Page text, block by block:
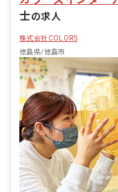
フが間に入
が無い方もご
成 0歳児
名 2歳児
4歳児クラ
保育目標 生
育」と、知
に繋げてい
方をバラン
のびのびと
りを大切に
など独自の
の幅を広げ
士の求人
株式会社COLORS
徳島県/徳島市